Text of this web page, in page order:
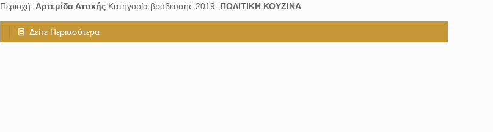
Περιοχή: Αρτεμίδα ΑττικήςΚατηγορία βράβευσης 2019: ΠΟΛΙΤΙΚΗ ΚΟΥΖΙΝΑ
Δείτε Περισσότερα